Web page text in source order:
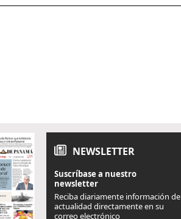
NEWSLETTER
Suscríbase a nuestro
newsletter
Reciba diariamente información de
actualidad directamente en su
correo electrónico